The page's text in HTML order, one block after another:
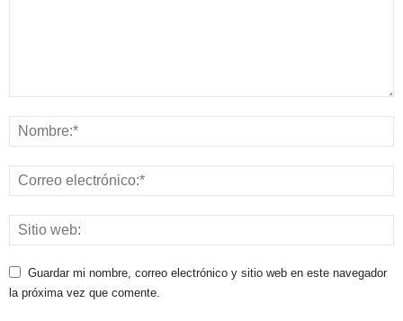
Guardar mi nombre, correo electrónico y sitio web en este navegador
la próxima vez que comente.